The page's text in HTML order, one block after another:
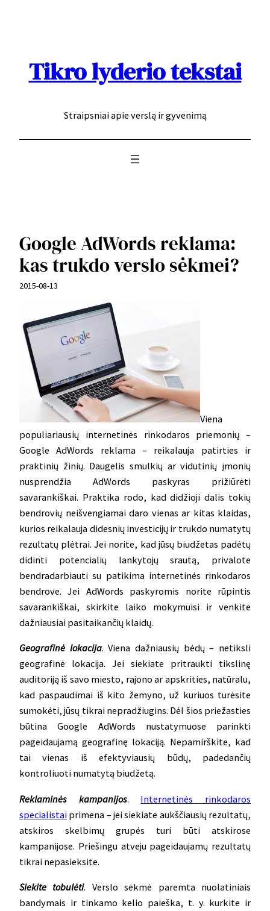
Tikro lyderio tekstai
Straipsniai apie verslą ir gyvenimą
Google AdWords reklama:
kas trukdo verslo sėkmei?
2015-08-13
Viena
populiariausių internetinės rinkodaros priemonių –
Google AdWords reklama – reikalauja patirties ir
praktinių žinių. Daugelis smulkių ar vidutinių įmonių
nusprendžia AdWords paskyras prižiūrėti
savarankiškai. Praktika rodo, kad didžioji dalis tokių
bendrovių neišvengiamai daro vienas ar kitas klaidas,
kurios reikalauja didesnių investicijų ir trukdo numatytų
rezultatų plėtrai. Jei norite, kad jūsų biudžetas padėtų
didinti potencialių lankytojų srautą, privalote
bendradarbiauti su patikima internetinės rinkodaros
bendrove. Jei AdWords paskyromis norite rūpintis
savarankiškai, skirkite laiko mokymuisi ir venkite
dažniausiai pasitaikančių klaidų.
Geografinė lokacija. Viena dažniausių bėdų – netiksli
geografinė lokacija. Jei siekiate pritraukti tikslinę
auditoriją iš savo miesto, rajono ar apskrities, natūralu,
kad paspaudimai iš kito žemyno, už kuriuos turėsite
sumokėti, jūsų tikrai nepradžiugins. Dėl šios priežasties
būtina Google AdWords nustatymuose parinkti
pageidaujamą geografinę lokaciją. Nepamirškite, kad
tai vienas iš efektyviausių būdų, padedančių
kontroliuoti numatytą biudžetą.
Reklaminės kampanijos. Internetinės rinkodaros
specialistai primena – jei siekiate aukščiausių rezultatų,
atskiros skelbimų grupės turi būti atskirose
kampanijose. Priešingu atveju pageidaujamų rezultatų
tikrai nepasieksite.
Siekite tobulėti. Verslo sėkmė paremta nuolatiniais
bandymais ir tinkamo kelio paieška, t. y. kurkite ir